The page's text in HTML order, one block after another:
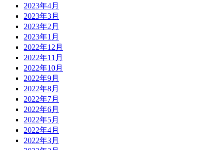
2023年4月
2023年3月
2023年2月
2023年1月
2022年12月
2022年11月
2022年10月
2022年9月
2022年8月
2022年7月
2022年6月
2022年5月
2022年4月
2022年3月